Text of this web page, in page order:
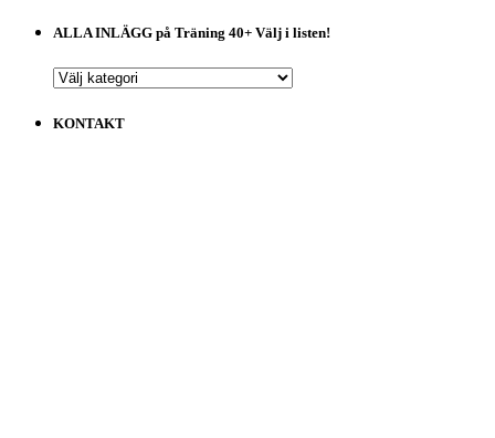
ALLA INLÄGG på Träning 40+ Välj i listen!
ALLA
på
KONTAKT